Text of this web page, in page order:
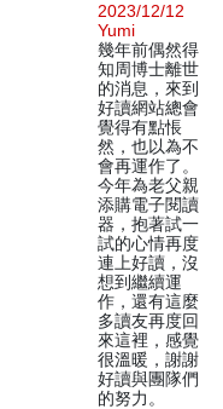
2023/12/12
Yumi
幾年前偶然得
知周博士離世
的消息，來到
好讀網站總會
覺得有點悵
然，也以為不
會再運作了。
今年為老父親
添購電子閱讀
器，抱著試一
試的心情再度
連上好讀，沒
想到繼續運
作，還有這麼
多讀友再度回
來這裡，感覺
很溫暖，謝謝
好讀與團隊們
的努力。